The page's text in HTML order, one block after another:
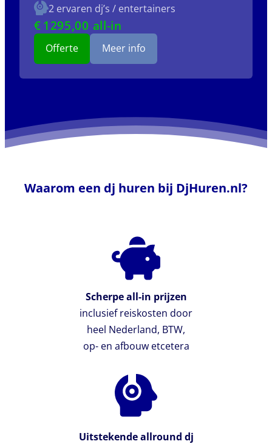
2 ervaren dj’s / entertainers
€ 1295,00 all-in
Offerte Meer info
Waarom een dj huren bij DjHuren.nl?
Scherpe all-in prijzen
inclusief reiskosten door
heel Nederland, BTW,
op- en afbouw etcetera
Uitstekende allround dj